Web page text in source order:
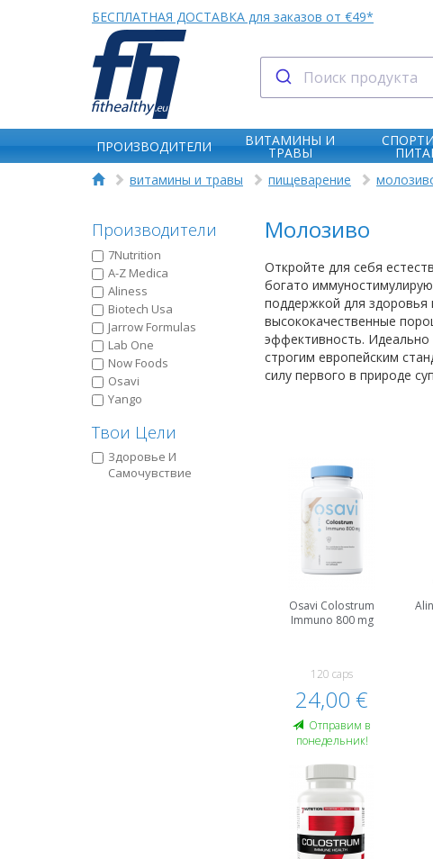
БЕСПЛАТНАЯ ДОСТАВКА для заказов от €49*
ПРОИЗВОДИТЕЛИ ВИТАМИНЫ И
ТРАВЫ
витамины и травы
пищеварение
Производители
7Nutrition
A-Z Medica
Aliness
Biotech Usa
Jarrow Formulas
Lab One
Now Foods
Osavi
Yango
Твои Цели
Здоровье И
Самочувствие
Молозиво
Откройте для себя
богато
поддержкой для
высококачественные
эффективность.
строгим европейским
силу первого в природе
Osavi Colostrum
Immuno 800 mg
120 caps
24,00 €
Oтправим в
понедельник!